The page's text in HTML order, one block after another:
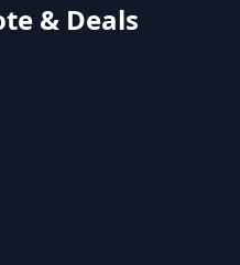
& Deals